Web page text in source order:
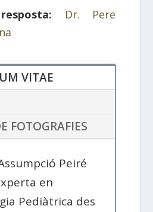
Dr. Pere
VITAE
FOTOGRAFIES
Peiré
en
Pediàtrica des